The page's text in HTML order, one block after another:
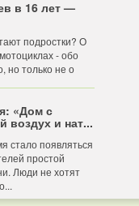
в 16 лет —
подростки? О
- обо
но только не о
«Дом с
воздух и нат...
стало появляться
простой
Люди не хотят